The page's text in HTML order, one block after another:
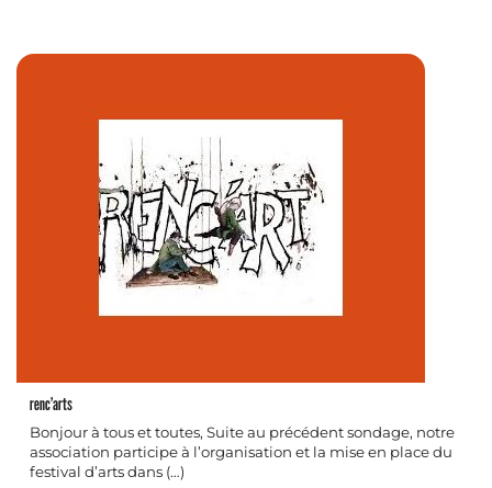
renc’arts
Bonjour à tous et toutes, Suite au précédent sondage, notre
association participe à l’organisation et la mise en place du
festival d’arts dans (…)